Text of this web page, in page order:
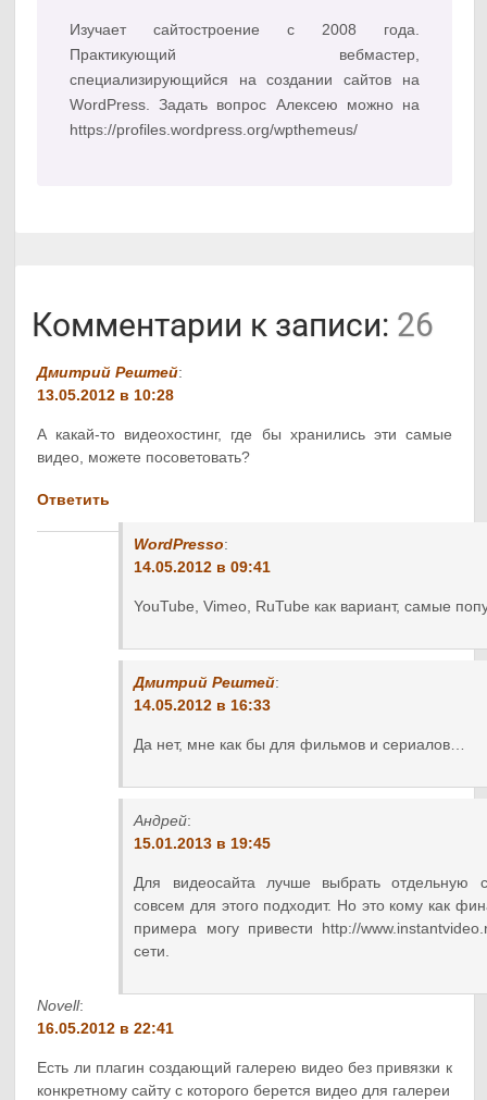
Изучает сайтостроение с 2008 года.
Практикующий вебмастер,
специализирующийся на создании сайтов на
WordPress. Задать вопрос Алексею можно на
https://profiles.wordpress.org/wpthemeus/
Комментарии к записи: 26
Дмитрий Рештей:
13.05.2012 в 10:28
А какай-то видеохостинг, где бы хранились эти самые
видео, можете посоветовать?
Ответить
WordPresso:
14.05.2012 в 09:41
YouTube, Vimeo, RuTube как вариант, самые
Дмитрий Рештей:
14.05.2012 в 16:33
Да нет, мне как бы для фильмов и сериалов…
Андрей:
15.01.2013 в 19:45
Для видеосайта лучше выбрать отдельную
совсем для этого подходит. Но это кому как
примера могу привести http://
сети.
Novell:
16.05.2012 в 22:41
Есть ли плагин создающий галерею видео без привязки к
конкретному сайту с которого берется видео для галереи